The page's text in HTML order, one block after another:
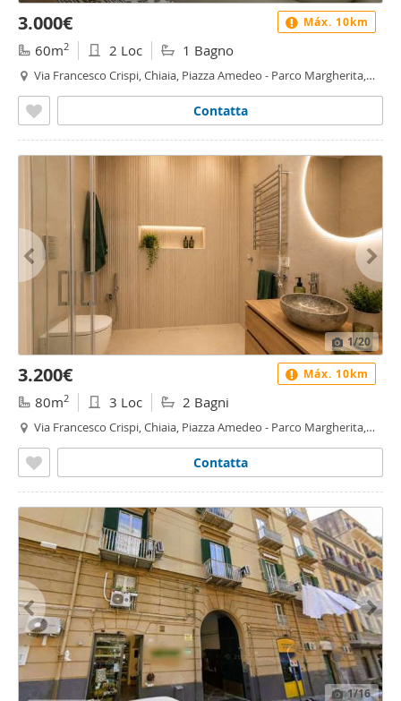
3.000€
60m2 2 Loc 1 Bagno
Via Francesco Crispi, Chiaia, Piazza Amedeo - Parco Margherita,
Contatta
Máx. 10km
1/20
3.200€
80m2 3 Loc 2 Bagni
Via Francesco Crispi, Chiaia, Piazza Amedeo - Parco Margherita,
Contatta
Máx. 10km
1/16